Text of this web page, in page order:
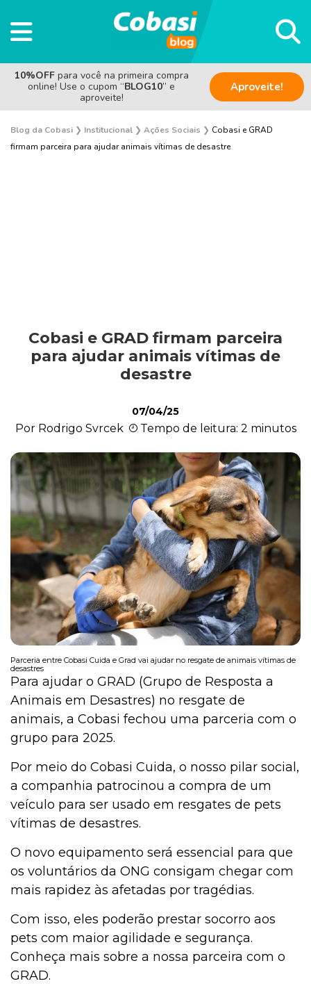
10%OFF para você na primeira compra
online! Use o cupom “BLOG10” e
aproveite!
Aproveite!
Blog da Cobasi ❯ Institucional ❯ Ações Sociais ❯ Cobasi e GRAD
firmam parceira para ajudar animais vítimas de desastre
Ações Sociais
Gato
Outros Pets
Casa & Piscina
Jardinagem
Institucional
Cobasi e GRAD firmam parceira
para ajudar animais vítimas de
desastre
07/04/25
Por Rodrigo Svrcek Tempo de leitura: 2 minutos
Parceria entre Cobasi Cuida e Grad vai ajudar no resgate de animais vítimas de
desastres
Para ajudar o GRAD (Grupo de Resposta a
Animais em Desastres) no resgate de
animais, a Cobasi fechou uma parceria com o
grupo para 2025.
Por meio do Cobasi Cuida, o nosso pilar social,
a companhia patrocinou a compra de um
veículo para ser usado em resgates de pets
vítimas de desastres.
O novo equipamento será essencial para que
os voluntários da ONG consigam chegar com
mais rapidez às afetadas por tragédias.
Com isso, eles poderão prestar socorro aos
pets com maior agilidade e segurança.
Conheça mais sobre a nossa parceira com o
GRAD.